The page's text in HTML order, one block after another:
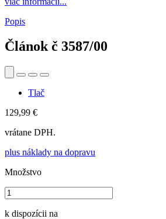
Popis
Článok č 3587/00
Tlač
129,99 €
vrátane DPH.
plus náklady na dopravu
Množstvo
k dispozícii na